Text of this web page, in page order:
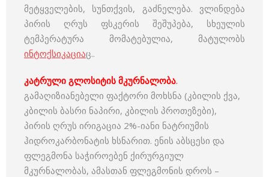
მეტყველების, სუნთქვის, გაძნელება. ვლინდება
პირის ღრუს ფსკერის შეშუპება, სხეულის
ტემპერატურა მომატებულია, მატულობს
ინტოქსიკაციაც..
კატრული გლოსიტის მკურნალობა.
გამაღიზიანებელი ფაქტორი მოხსნა (კბილის ქვა,
კბილის ბასრი ნაპირი, კბილის პროთეზები),
პირის ღრუს ირიგაცია 2%-იანი ნატრიუმის
ჰიდროკარბონატის ხსნარით. ენის აბსცესი და
ფლეგმონა საჭიროებენ ქირურგიულ
მკურნალობას, ამასთან ფლეგმონის დროს –